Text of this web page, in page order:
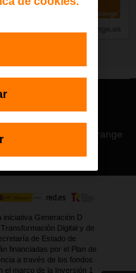
Confort+
Contacto
Orange
iniciativa Generación D
Digital y de
de Estado de
financiadas por el Plan de
a través de los fondos
el marco de la Inversión 1